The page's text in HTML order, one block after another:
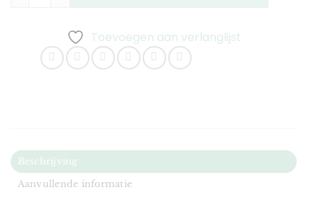
Toevoegen aan verlanglijst
Beschrijving
Aanvullende informatie